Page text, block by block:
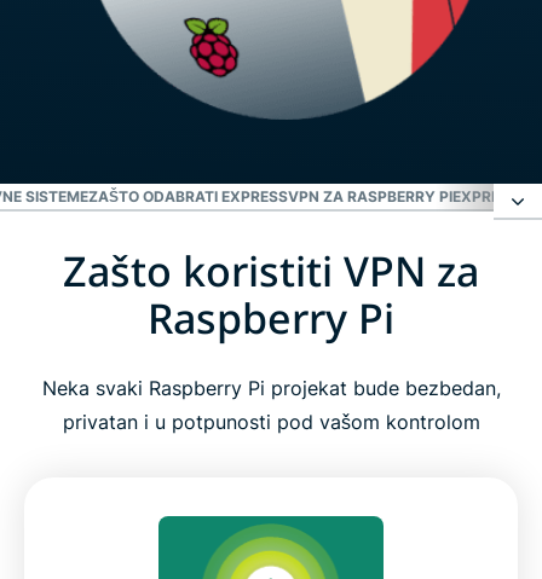
SISTEMEZAŠTO ODABRATI EXPRESSVPN ZA RASPBERRY PI
Zašto koristiti VPN za Raspberry Pi
Kako postaviti ExpressVPN na Raspberry Pi
Šta uzeti u obzir pri odabiru VPN-a za Raspberry
ExpressVPN funkcije za Raspberry Pi korisnike
Zašto koristiti VPN za
Raspberry Pi
Neka svaki Raspberry Pi projekat bude bezbedan,
privatan i u potpunosti pod vašom kontrolom